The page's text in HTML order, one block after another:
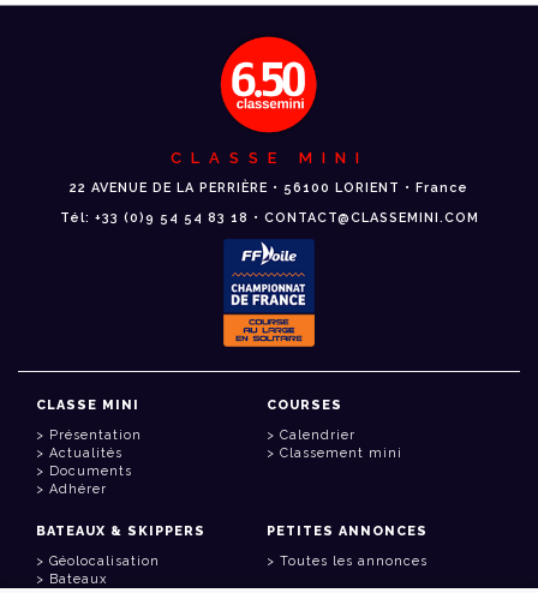
CLASSE MINI
22 AVENUE DE LA PERRIÈRE • 56100 LORIENT • France
Tél: +33 (0)9 54 54 83 18 • CONTACT@CLASSEMINI.COM
CLASSE MINI
Présentation
Actualités
Documents
Adhérer
COURSES
Calendrier
Classement mini
BATEAUX & SKIPPERS
Géolocalisation
Bateaux
PETITES ANNONCES
Toutes les annonces